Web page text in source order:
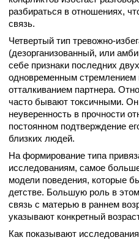
разбираться в отношениях,
связь.
Четвертый тип тревожно-
(дезорганизованный, или
себе признаки последних
одновременным стремлением
отталкиванием партнера.
часто бывают токсичными. Он
неуверенность в прочности
постоянном подтверждение
близких людей.
На формирование типа
исследованиям, самое
модели поведения, которые
детстве. Большую роль в
связь с матерью в раннем
указывают конкретный
Как показывают